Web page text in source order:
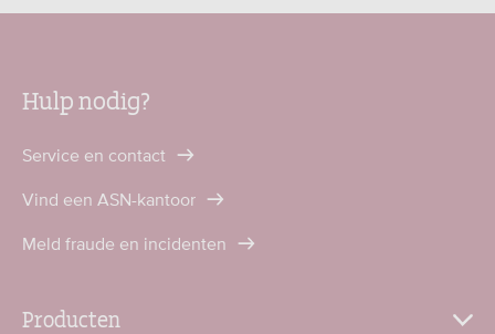
Hulp nodig?
Service en contact
Vind een ASN-kantoor
Meld fraude en incidenten
Producten